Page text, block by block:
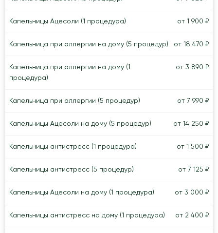
Капельницы Ацесоли (1 процедура) от 1 900 ₽
Капельница при аллергии на дому (5 процедур) от 18 470 ₽
Капельница при аллергии на дому (1
процедура)
от 3 890 ₽
Капельница при аллергии (5 процедур) от 7 990 ₽
Капельницы Ацесоли на дому (5 процедур) от 14 250 ₽
Капельницы антистресс (1 процедура) от 1 500 ₽
Капельницы антистресс (5 процедур) от 7 125 ₽
Капельницы Ацесоли на дому (1 процедура) от 3 000 ₽
Капельницы антистресс на дому (1 процедура) от 2 400 ₽